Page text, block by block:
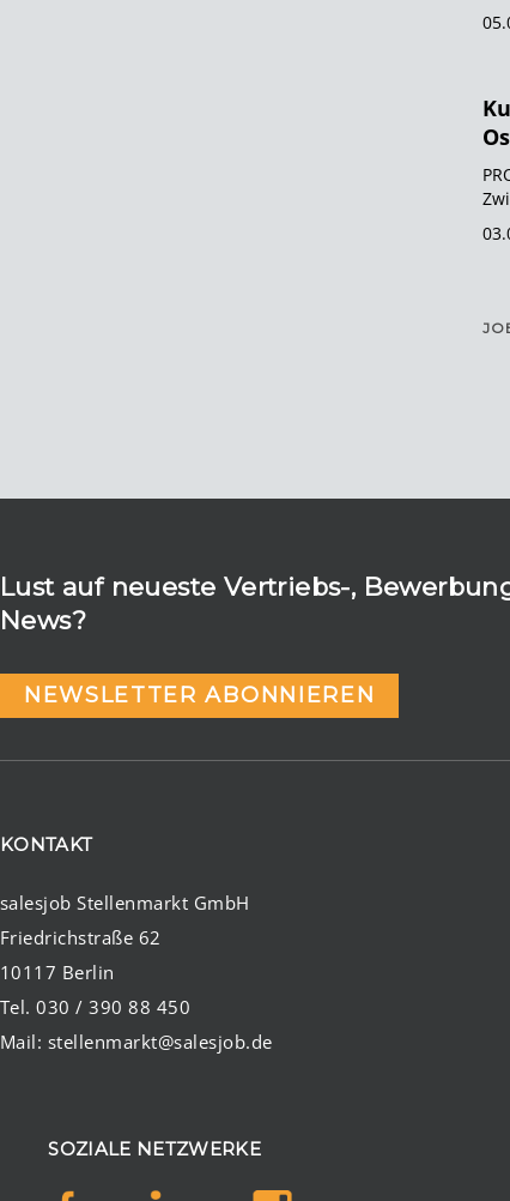
Lust auf neueste Vertriebs-,
News?
NEWSLETTER ABONNIEREN
KONTAKT
salesjob Stellenmarkt GmbH
Friedrichstraße 62
10117 Berlin
Tel. 030 / 390 88 450
Mail: stellenmarkt@salesjob.de
SOZIALE NETZWERKE